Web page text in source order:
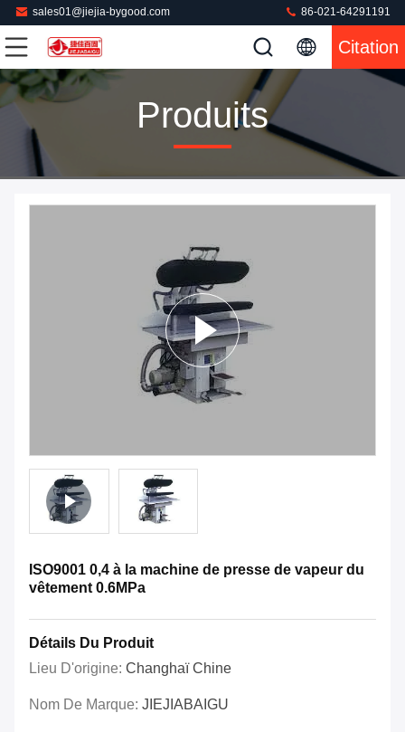
sales01@jiejia-bygood.com 86-021-64291191
Citation
Produits
ISO9001 0,4 à la machine de presse de vapeur du
vêtement 0.6MPa
Détails Du Produit
Lieu D'origine: Changhaï Chine
Nom De Marque: JIEJIABAIGU